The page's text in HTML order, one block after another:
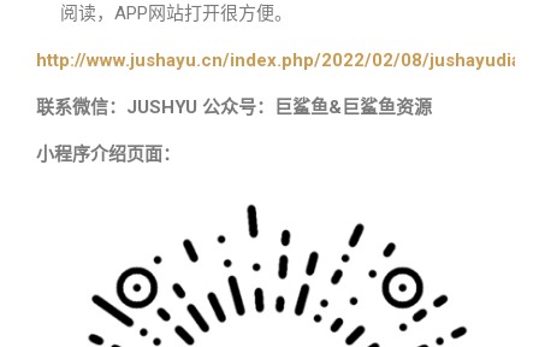
阅读，APP网站打开很方便。
http://www.jushayu.cn/index.php/2022/02/08/
联系微信：JUSHYU 公众号：巨鲨鱼&巨鲨鱼资源
小程序介绍页面：